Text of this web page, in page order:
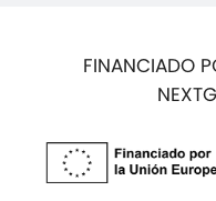
FINANCIADO